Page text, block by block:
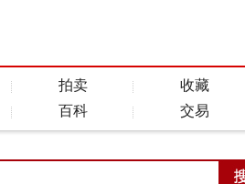
拍卖 收藏
百科 交易